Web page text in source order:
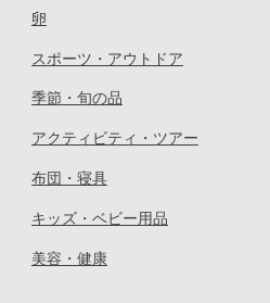
卵
スポーツ・アウトドア
季節・旬の品
アクティビティ・ツアー
布団・寝具
キッズ・ベビー用品
美容・健康